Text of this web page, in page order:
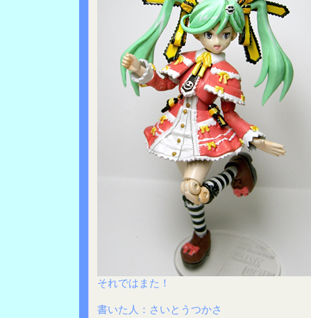
それではまた！
書いた人：さいとうつかさ